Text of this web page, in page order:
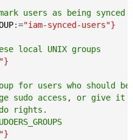
users as being
:="iam-synced-users"}
local UNIX groups
for users who should
sudo access, or give
rights.